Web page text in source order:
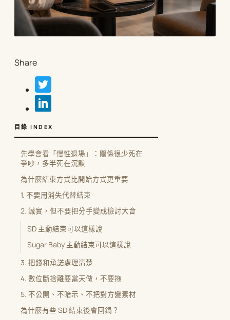
Share
目錄 INDEX
先學會看「慢性退場」：關係很少死在
爭吵，多半死在沉默
為什麼結束方式比開始方式更重要
1. 不要用消失代替結束
2. 誠實，但不要把分手變成檢討大會
SD 主動結束可以這樣說
Sugar Baby 主動結束可以這樣說
3. 把錢和承諾處理清楚
4. 數位斷捨離要當天做，不要拖
5. 不公開、不暗示、不把對方變素材
為什麼有些 SD 結束後會回鍋？